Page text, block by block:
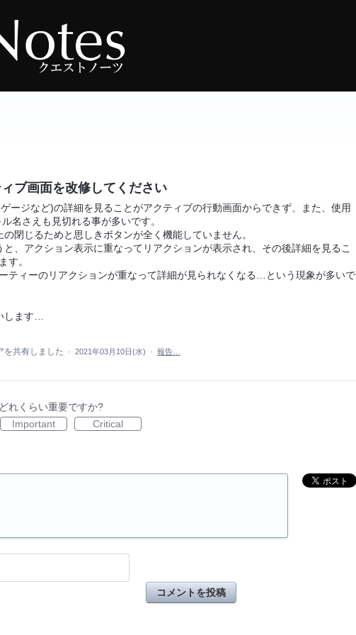
ブ画面を改修してください
ージなど)の詳細を見ることがアクティブの行動画面からできず、また、使用
名さえも見切れる事が多いです。
閉じるためと思しきボタンが全く機能していません。
、アクション表示に重なってリアクションが表示され、その後詳細を見るこ
す。
ティーのリアクションが重なって詳細が見られなくなる…という現象が多いで
します…
を共有しました · 2021年03月10日(水) · 報告…
れくらい重要ですか?
Important Critical
コメントを投稿